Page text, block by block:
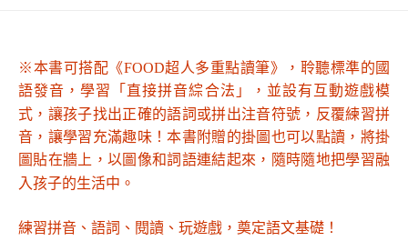
相關說明
【關於「AFTEE先享後付」】
AFTEE先享後付是「在收到商品之後才付款」的支付方式。 讓您購物簡單
便利好安心！
１．簡單：不需註冊會員、不需綁卡、不需儲值。
２．便利：只要手機號碼，簡訊認證，即可結帳。
３．安心：先確認商品／服務後，再付款。
結帳頁面，進行簡訊認證並確認金額後，即可完成結帳。
ATM付款
運送方式
7-11取貨付款
※本書可搭配《FOOD超人多重點讀筆》，聆聽標準的國
語發音，學習「直接拼音綜合法」，並設有互動遊戲模
式，讓孩子找出正確的語詞或拼出注音符號，反覆練習拼
音，讓學習充滿趣味！本書附贈的掛圖也可以點讀，將掛
圖貼在牆上，以圖像和詞語連結起來，隨時隨地把學習融
入孩子的生活中。
練習拼音、語詞、閱讀、玩遊戲，奠定語文基礎！